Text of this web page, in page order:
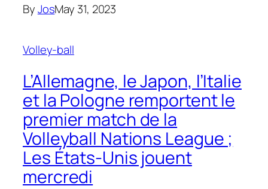
ByJosMay 31, 2023
Volley-ball
L’Allemagne, le Japon, l’Italie
et la Pologne remportent le
premier match de la
Volleyball Nations League ;
Les États-Unis jouent
mercredi